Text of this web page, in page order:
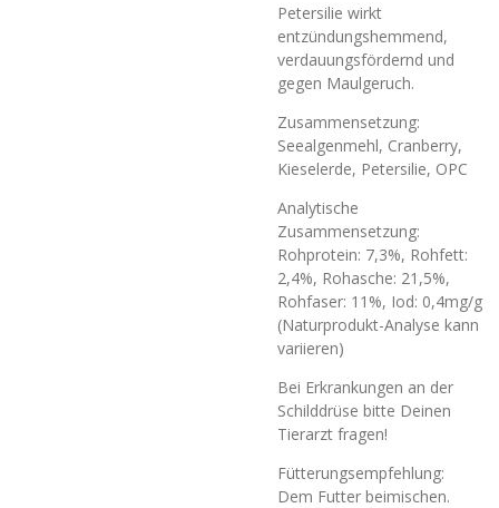
Petersilie wirkt
entzündungshemmend,
verdauungsfördernd und
gegen Maulgeruch.
Zusammensetzung:
Seealgenmehl, Cranberry,
Kieselerde, Petersilie, OPC
Analytische
Zusammensetzung:
Rohprotein: 7,3%, Rohfett:
2,4%, Rohasche: 21,5%,
Rohfaser: 11%, Iod: 0,4mg/g
(Naturprodukt-Analyse kann
variieren)
Bei Erkrankungen an der
Schilddrüse bitte Deinen
Tierarzt fragen!
Fütterungsempfehlung:
Dem Futter beimischen.